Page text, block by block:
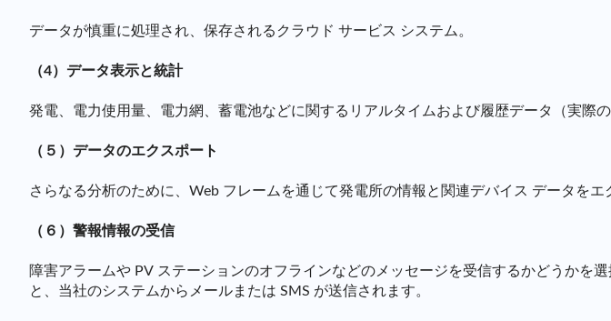
データが慎重に処理され、保存されるクラウド サービス システム。
（4）データ表示と統計
発電、電力使用量、電力網、蓄電池などに関するリアルタイムおよび履歴データ（実際
（５）データのエクスポート
さらなる分析のために、Web フレームを通じて発電所の情報と関連デバイス データをエ
（６）警報情報の受信
障害アラームや PV ステーションのオフラインなどのメッセージを受信するかどうかを
と、当社のシステムからメールまたは SMS が送信されます。